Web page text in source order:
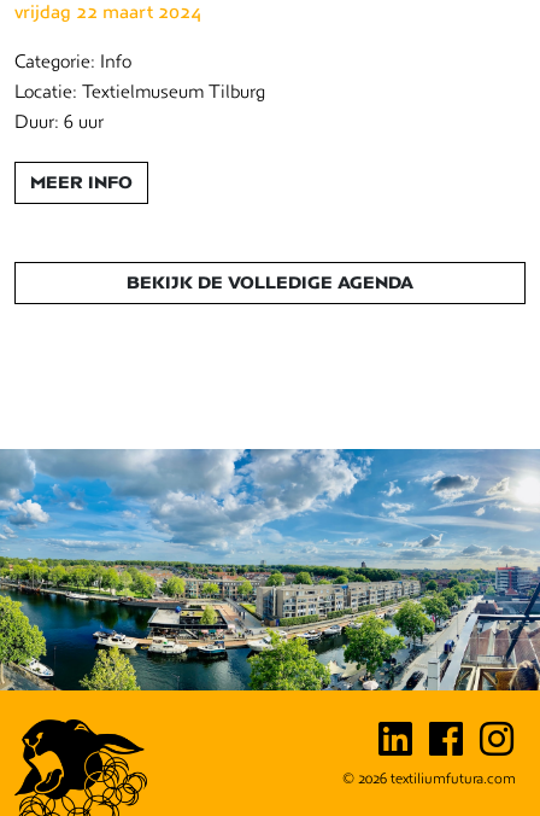
vrijdag 22 maart 2024
Categorie: Info
Locatie: Textielmuseum Tilburg
Duur: 6 uur
MEER INFO
BEKIJK DE VOLLEDIGE AGENDA
© 2026 textiliumfutura.com